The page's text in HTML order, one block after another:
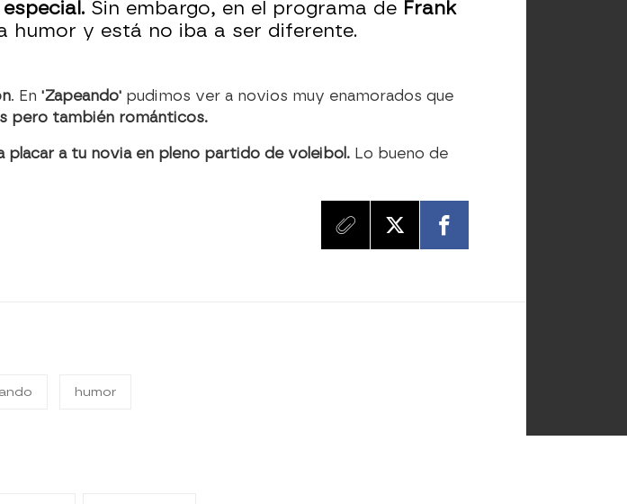
Sin embargo, en el programa de Frank
humor y está no iba a ser diferente.
. En 'Zapeando' pudimos ver a novios muy enamorados que
pero también románticos.
placar a tu novia en pleno partido de voleibol. Lo bueno de
humor